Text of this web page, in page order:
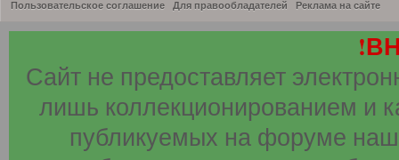
Пользовательское соглашение Для правообладателей Реклама на сайте
Сайт не предоставляет
лишь коллекционированием и
публикуемых на форуме